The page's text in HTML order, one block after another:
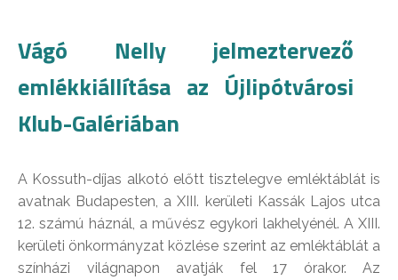
Vágó Nelly jelmeztervező
emlékkiállítása az Újlipótvárosi
Klub-Galériában
A Kossuth-díjas alkotó előtt tisztelegve emléktáblát is
avatnak Budapesten, a XIII. kerületi Kassák Lajos utca
12. számú háznál, a művész egykori lakhelyénél. A XIII.
kerületi önkormányzat közlése szerint az emléktáblát a
színházi világnapon avatják fel 17 órakor. Az